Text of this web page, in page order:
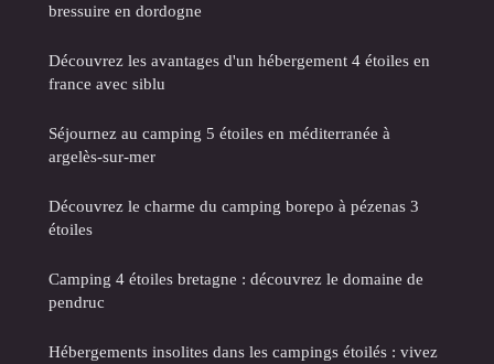
bressuire en dordogne
Découvrez les avantages d'un hébergement 4 étoiles en
france avec siblu
Séjournez au camping 5 étoiles en méditerranée à
argelès-sur-mer
Découvrez le charme du camping borepo à pézenas 3
étoiles
Camping 4 étoiles bretagne : découvrez le domaine de
pendruc
Hébergements insolites dans les campings étoilés : vivez